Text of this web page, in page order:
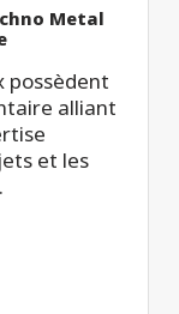
Metal
possèdent
alliant
et les